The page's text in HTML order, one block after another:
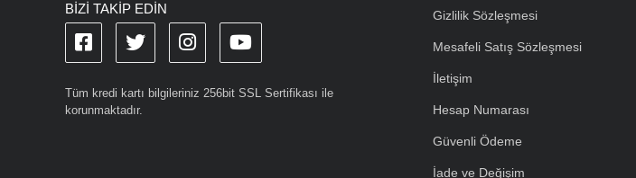
BİZİ TAKİP EDİN
Tüm kredi kartı bilgileriniz 256bit SSL Sertifikası ile
korunmaktadır.
Gizlilik Sözleşmesi
Mesafeli Satış Sözleşmesi
İletişim
Hesap Numarası
Güvenli Ödeme
İade ve Değişim